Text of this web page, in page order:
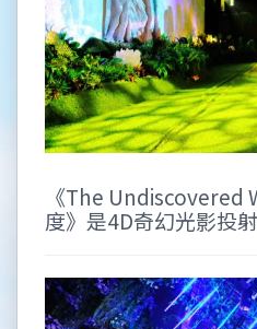
《The Undiscovered
度》是4D奇幻光影投